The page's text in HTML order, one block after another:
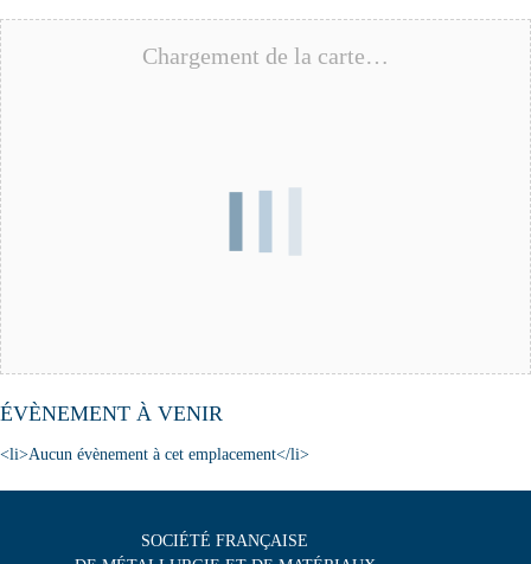
Chargement de la carte…
ÉVÈNEMENT À VENIR
<li>Aucun évènement à cet emplacement</li>
SOCIÉTÉ FRANÇAISE